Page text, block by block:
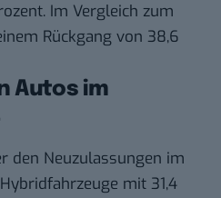
Im Vergleich zum
Rückgang von 38,6
Autos im
den Neuzulassungen im
mit 31,4